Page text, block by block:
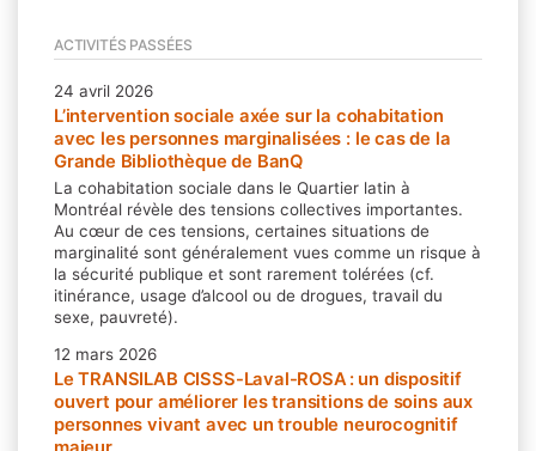
ACTIVITÉS PASSÉES
24 avril 2026
L’intervention sociale axée sur la cohabitation
avec les personnes marginalisées : le cas de la
Grande Bibliothèque de BanQ
La cohabitation sociale dans le Quartier latin à
Montréal révèle des tensions collectives importantes.
Au cœur de ces tensions, certaines situations de
marginalité sont généralement vues comme un risque à
la sécurité publique et sont rarement tolérées (cf.
itinérance, usage d’alcool ou de drogues, travail du
sexe, pauvreté).
12 mars 2026
Le TRANSILAB CISSS-Laval-ROSA : un dispositif
ouvert pour améliorer les transitions de soins aux
personnes vivant avec un trouble neurocognitif